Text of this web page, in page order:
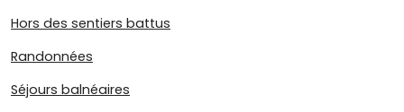
Hors des sentiers battus
Randonnées
Séjours balnéaires